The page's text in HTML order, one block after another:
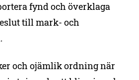
fynd och överklaga
till mark- och
och ojämlik ordning när